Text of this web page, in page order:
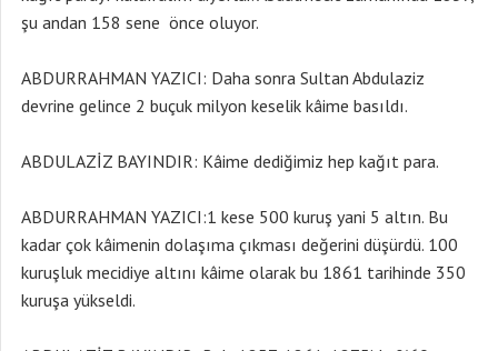
şu andan 158 sene önce oluyor.
ABDURRAHMAN YAZICI: Daha sonra Sultan Abdulaziz
devrine gelince 2 buçuk milyon keselik kâime basıldı.
ABDULAZİZ BAYINDIR: Kâime dediğimiz hep kağıt para.
ABDURRAHMAN YAZICI:1 kese 500 kuruş yani 5 altın. Bu
kadar çok kâimenin dolaşıma çıkması değerini düşürdü. 100
kuruşluk mecidiye altını kâime olarak bu 1861 tarihinde 350
kuruşa yükseldi.